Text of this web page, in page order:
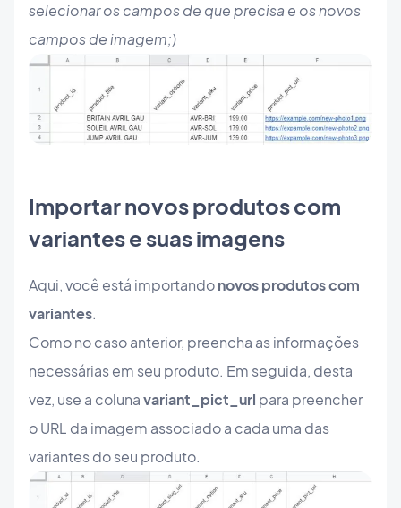
selecionar os campos de que precisa e os novos
campos de imagem;)
Importar novos produtos com
variantes e suas imagens
Aqui, você está importandonovos produtos com
variantes.
Como no caso anterior, preencha as informações
necessárias em seu produto. Em seguida, desta
vez, use a colunavariant_pict_url para preencher
o URL da imagem associado a cada uma das
variantes do seu produto.